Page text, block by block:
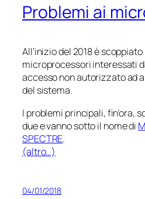
Problemi ai
All’inizio del 2018 è
microprocessori interessati
accesso non autorizzato ad
del sistema.
I problemi principali, fin’ora,
due e vanno sotto il nome di
SPECTRE.
(altro…)
04/01/2018